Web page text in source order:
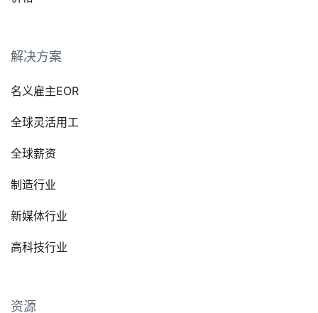
解决方案
名义雇主EOR
全球灵活用工
全球薪资
制造行业
新媒体行业
高科技行业
资源